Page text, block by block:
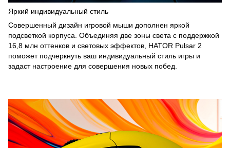
Яркий индивидуальный стиль
Совершенный дизайн игровой мыши дополнен яркой
подсветкой корпуса. Объединяя две зоны света с поддержкой
16,8 млн оттенков и световых эффектов, HATOR Pulsar 2
поможет подчеркнуть ваш индивидуальный стиль игры и
задаст настроение для совершения новых побед.